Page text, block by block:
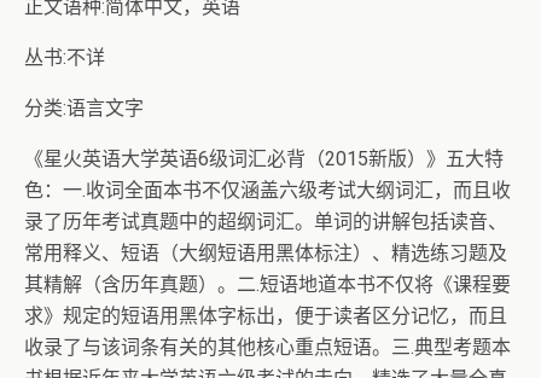
正文语种:简体中文，英语
丛书:不详
分类:语言文字
《星火英语大学英语6级词汇必背（2015新版）》五大特
色：一.收词全面本书不仅涵盖六级考试大纲词汇，而且收
录了历年考试真题中的超纲词汇。单词的讲解包括读音、
常用释义、短语（大纲短语用黑体标注）、精选练习题及
其精解（含历年真题）。二.短语地道本书不仅将《课程要
求》规定的短语用黑体字标出，便于读者区分记忆，而且
收录了与该词条有关的其他核心重点短语。三.典型考题本